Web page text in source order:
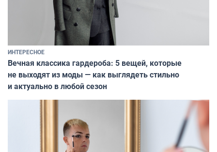
ИНТЕРЕСНОЕ
Вечная классика гардероба: 5 вещей, которые
не выходят из моды — как выглядеть стильно
и актуально в любой сезон